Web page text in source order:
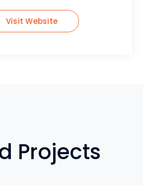
Visit Website
Projects